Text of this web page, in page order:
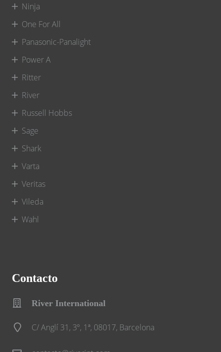
Ninja
One For All
Panasonic-Panalight
Power A
Ritter
River
Russell Hobbs
Sage
Shark
Varta
Veritas
Vileda
Wahl
Contacto
River International
C/ Anglí 31, 3º, 1ª, 08017, Barcelona